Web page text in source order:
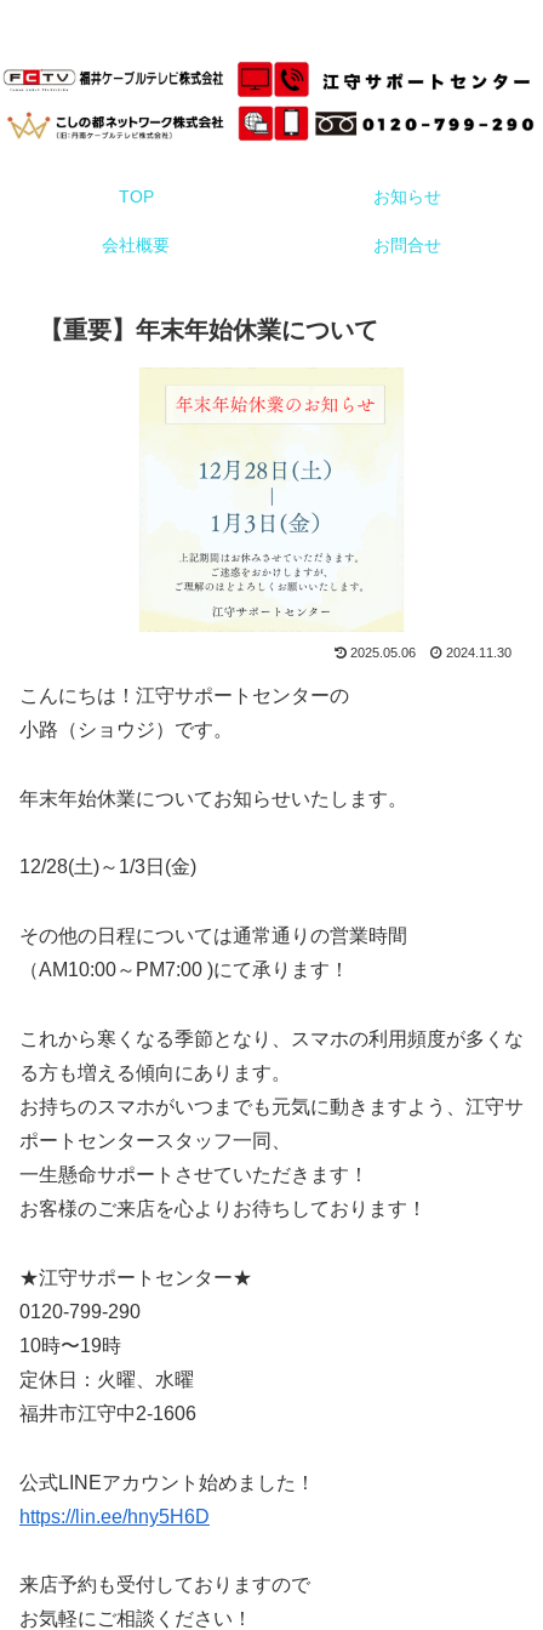
TOP お知らせ
会社概要 お問合せ
【重要】年末年始休業について
2025.05.06 2024.11.30
こんにちは！江守サポートセンターの
小路（ショウジ）です。
年末年始休業についてお知らせいたします。
12/28(土)～1/3日(金)
その他の日程については通常通りの営業時間
（AM10:00～PM7:00 )にて承ります！
これから寒くなる季節となり、スマホの利用頻度が多くな
る方も増える傾向にあります。
お持ちのスマホがいつまでも元気に動きますよう、江守サ
ポートセンタースタッフ一同、
一生懸命サポートさせていただきます！
お客様のご来店を心よりお待ちしております！
★江守サポートセンター★
0120-799-290
10時〜19時
定休日：火曜、水曜
福井市江守中2-1606
公式LINEアカウント始めました！
https://lin.ee/hny5H6D
来店予約も受付しておりますので
お気軽にご相談ください！